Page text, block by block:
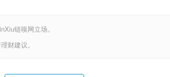
链嗅网立场。
财建议。